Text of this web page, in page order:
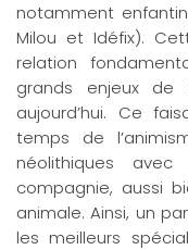
notamment
Milou et Idéfix).
relation
grands enjeux
aujourd’hui. Ce
temps de
néolithiques
compagnie, aussi
animale. Ainsi, un
les meilleurs